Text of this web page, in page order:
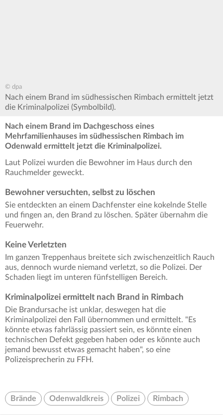
© dpa
Nach einem Brand im südhessischen Rimbach ermittelt jetzt
die Kriminalpolizei (Symbolbild).
Nach einem Brand im Dachgeschoss eines
Mehrfamilienhauses im südhessischen Rimbach im
Odenwald ermittelt jetzt die Kriminalpolizei.
Laut Polizei wurden die Bewohner im Haus durch den
Rauchmelder geweckt.
Bewohner versuchten, selbst zu löschen
Sie entdeckten an einem Dachfenster eine kokelnde Stelle
und fingen an, den Brand zu löschen. Später übernahm die
Feuerwehr.
Keine Verletzten
Im ganzen Treppenhaus breitete sich zwischenzeitlich Rauch
aus, dennoch wurde niemand verletzt, so die Polizei. Der
Schaden liegt im unteren fünfstelligen Bereich.
Kriminalpolizei ermittelt nach Brand in Rimbach
Die Brandursache ist unklar, deswegen hat die
Kriminalpolizei den Fall übernommen und ermittelt. "Es
könnte etwas fahrlässig passiert sein, es könnte einen
technischen Defekt gegeben haben oder es könnte auch
jemand bewusst etwas gemacht haben", so eine
Polizeisprecherin zu FFH.
Brände Odenwaldkreis Polizei Rimbach